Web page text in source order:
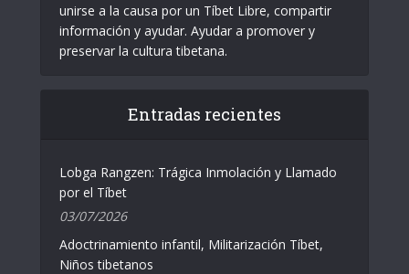
unirse a la causa por un Tíbet Libre, compartir
información y ayudar. Ayudar a promover y
preservar la cultura tibetana.
Entradas recientes
Lobga Rangzen: Trágica Inmolación y Llamado
por el Tíbet
03/07/2026
Adoctrinamiento infantil, Militarización Tíbet,
Niños tibetanos